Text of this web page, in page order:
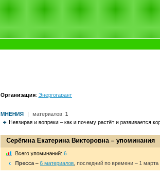
Организация: Энергогарант
МНЕНИЯ материалов: 1
Невзирая и вопреки – как и почему растёт и развивается
Серёгина Екатерина Викторовна – упоминания
Bсего упоминаний: 6
Пресса – 6 материалов , последний по времени – 1